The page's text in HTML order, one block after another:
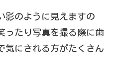
影のように見えますの
ったり写真を撮る際に歯
気にされる方がたくさん